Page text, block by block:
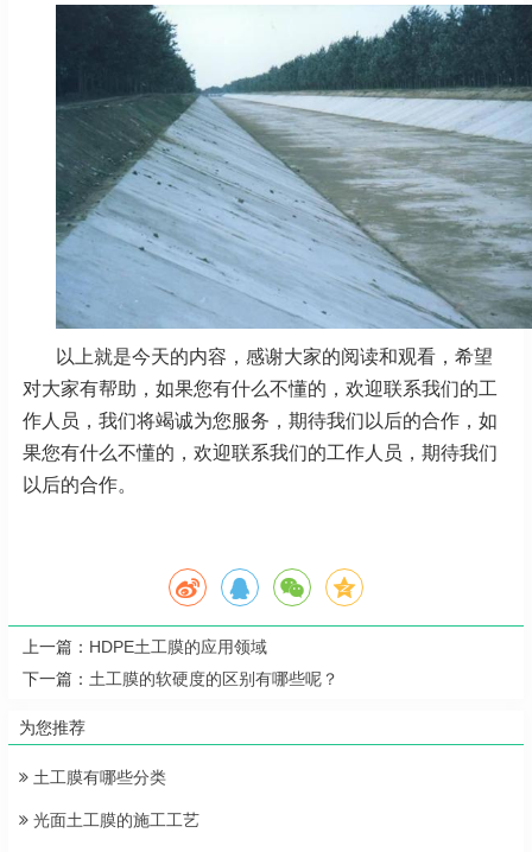
以上就是今天的内容，感谢大家的阅读和观看，希望
对大家有帮助，如果您有什么不懂的，欢迎联系我们的工
作人员，我们将竭诚为您服务，期待我们以后的合作，如
果您有什么不懂的，欢迎联系我们的工作人员，期待我们
以后的合作。
上一篇： HDPE土工膜的应用领域
下一篇： 土工膜的软硬度的区别有哪些呢？
为您推荐
土工膜有哪些分类
光面土工膜的施工工艺